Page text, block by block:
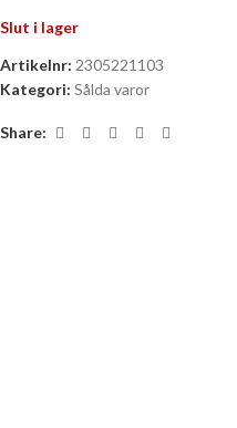
Slut i lager
Artikelnr: 2305221103
Kategori: Sålda varor
Share: